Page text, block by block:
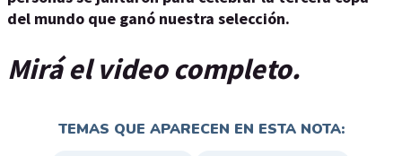
del mundo que ganó nuestra selección.
Mirá el video completo.
TEMAS QUE APARECEN EN ESTA NOTA: